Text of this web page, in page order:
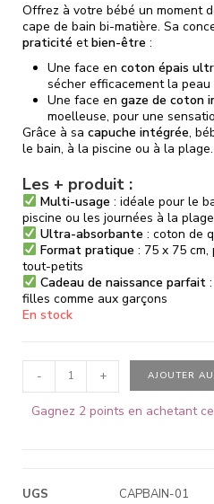
Offrez à votre bébé un moment
cape de bain bi-matière. Sa
praticité etbien-être :
Une face en coton épais
sécher efficacement la
Une face en gaze de coton
moelleuse, pour une
Grâce à sa capuche intégrée,
le bain, à la piscine ou à la plage.
Les + produit :
Multi-usage : idéale pour le
piscine ou les journées à la plage
Ultra-absorbante : coton de
Format pratique : 75 x 75
tout-petits
Cadeau de naissance parfait:
filles comme aux garçons
En stock
- + AJOUTER
Gagnez 2 points en achetant
UGS
CAPBAIN-01